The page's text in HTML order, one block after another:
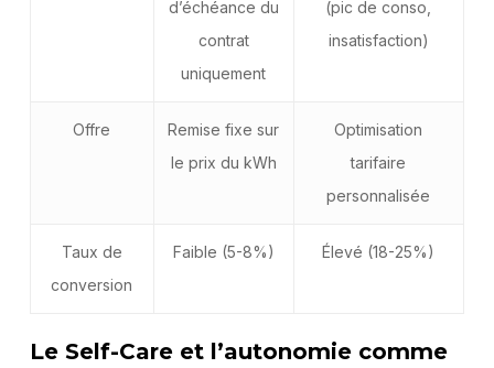
d’échéance du
contrat
uniquement
(pic de conso,
insatisfaction)
Offre
Remise fixe sur
le prix du kWh
Optimisation
tarifaire
personnalisée
Taux de
conversion
Faible (5-8%) Élevé (18-25%)
Le Self-Care et l’autonomie comme